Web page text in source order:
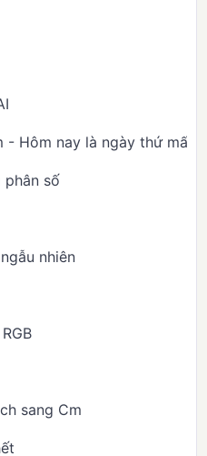
- Hôm nay là ngày thứ mấy
phân số
nhiên
sang Cm